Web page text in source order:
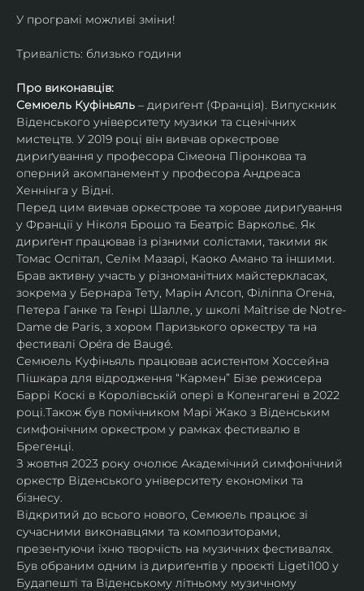
У програмі можливі зміни!
Тривалість: близько години
Про виконавців:
Семюель Куфіньяль – дириґент (Франція). Випускник
Віденського університету музики та сценічних
мистецтв. У 2019 році він вивчав оркестрове
дириґування у професора Сімеона Піронкова та
оперний акомпанемент у професора Андреаса
Хеннінга у Відні.
Перед цим вивчав оркестрове та хорове дириґування
у Франції у Ніколя Брошо та Беатріс Варкольє. Як
дириґент працював із різними солістами, такими як
Томас Оспітал, Селім Мазарі, Каоко Амано та іншими.
Брав активну участь у різноманітних майстеркласах,
зокрема у Бернара Тету, Марін Алсоп, Філіппа Огена,
Петера Ганке та Генрі Шалле, у школі Maîtrise de Notre-
Dame de Paris, з хором Паризького оркестру та на
фестивалі Opéra de Baugé.
Семюель Куфіньяль працював асистентом Хоссейна
Пішкара для відродження “Кармен” Бізе режисера
Баррі Коскі в Королівській опері в Копенгагені в 2022
році.Також був помічником Марі Жако з Віденським
симфонічним оркестром у рамках фестивалю в
Брегенці.
З жовтня 2023 року очолює Академічний симфонічний
оркестр Віденського університету економіки та
бізнесу.
Відкритий до всього нового, Семюель працює зі
сучасними виконавцями та композиторами,
презентуючи їхню творчість на музичних фестивалях.
Був обраним одним із дириґентів у проєкті Ligeti100 у
Будапешті та Віденському літньому музичному